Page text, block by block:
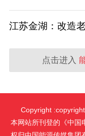
江苏金湖：改造
点击进入
Copyright
本网站所刊登的《中国